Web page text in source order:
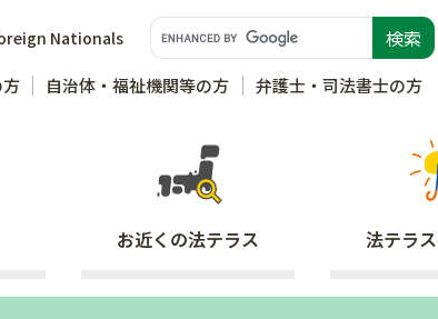
Nationals
自治体・福祉機関等の方 弁護士・司法書士の方
お近くの法テラス 法テラス